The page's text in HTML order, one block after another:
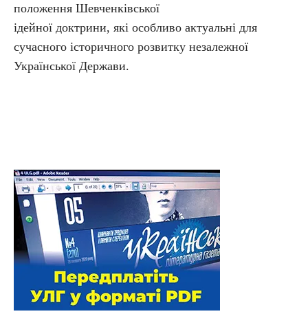
положення Шевченківської
ідейної доктрини, які особливо актуальні для
сучасного історичного розвитку незалежної
Української Держави.